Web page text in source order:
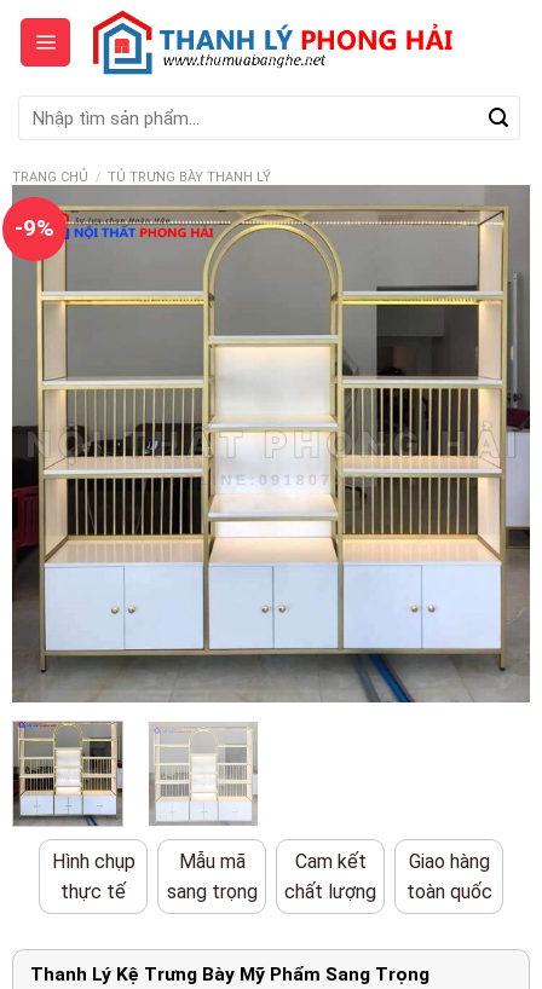
Skip
content
kiếm:
TRANG CHỦ / TỦ TRƯNG BÀY THANH LÝ
-9%
Hình chụp
thực tế
Mẫu mã
sang trọng
Cam kết
chất lượng
Giao hàng
toàn quốc
Thanh Lý Kệ Trưng Bày Mỹ Phẩm Sang Trọng